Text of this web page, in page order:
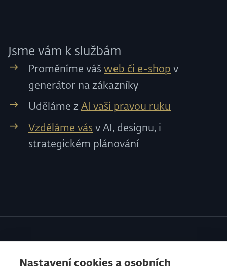
Nastavení cookies a osobních
Jsme vám k službám
Proměníme váš web či e-shop v
generátor na zákazníky
Uděláme z AI vaši pravou ruku
Vzděláme vás v AI, designu, i
strategickém plánování